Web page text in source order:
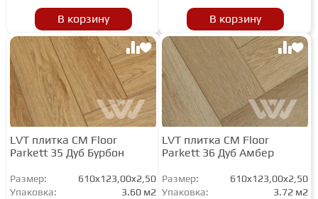
В корзину В корзину
LVT плитка CM Floor
Parkett 35 Дуб Бурбон
Размер:
610x123,00x2,50
Упаковка:
3.60 м2
LVT плитка CM Floor
Parkett 36 Дуб Амбер
Размер:
610x123,00x2,50
Упаковка:
3.72 м2